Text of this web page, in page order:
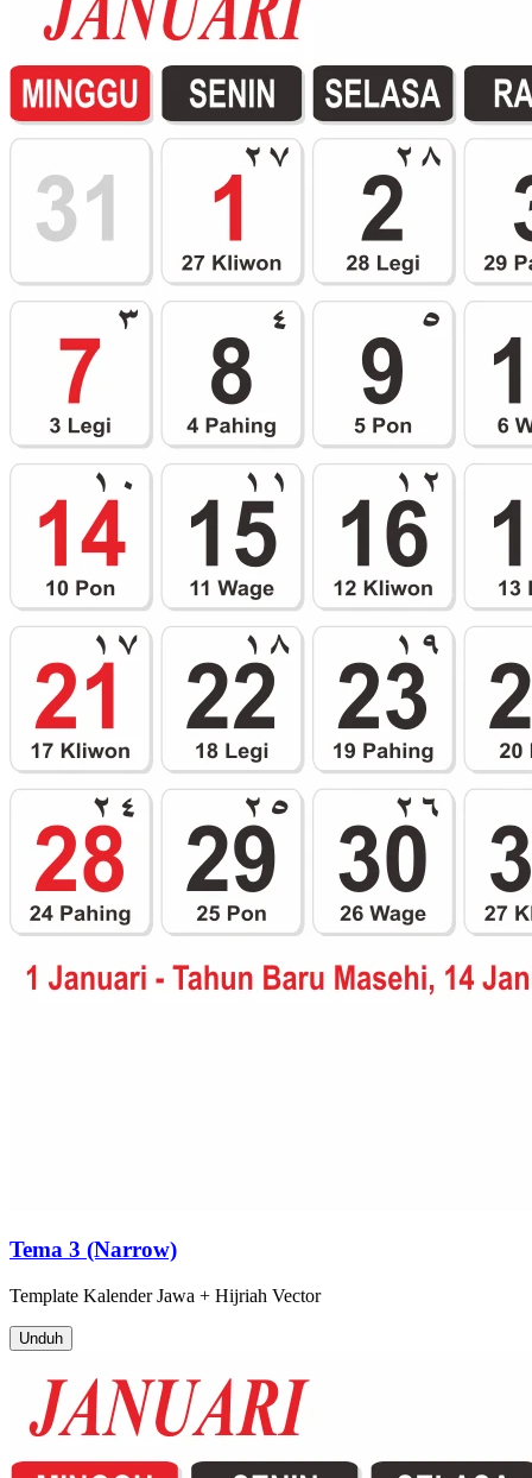
Tema 3 (Narrow)
Template Kalender Jawa + Hijriah Vector
Unduh